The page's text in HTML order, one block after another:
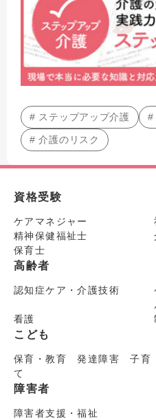
# ステップアップ介護 #
# 介護のリスク
資格受験
ケアマネジャー
精神保健福祉士
保育士
高齢者
認知症ケア・介護技術
看護
こども
保育・教育 発達障害 子育
て
障害者
障害者支援・福祉